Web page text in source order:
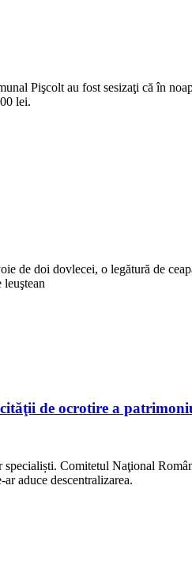
Pişcolt au fost sesizaţi că în
lei.
de doi dovlecei, o legătură de
de ocrotire a
specialiști. Comitetul Naţional
aduce descentralizarea.